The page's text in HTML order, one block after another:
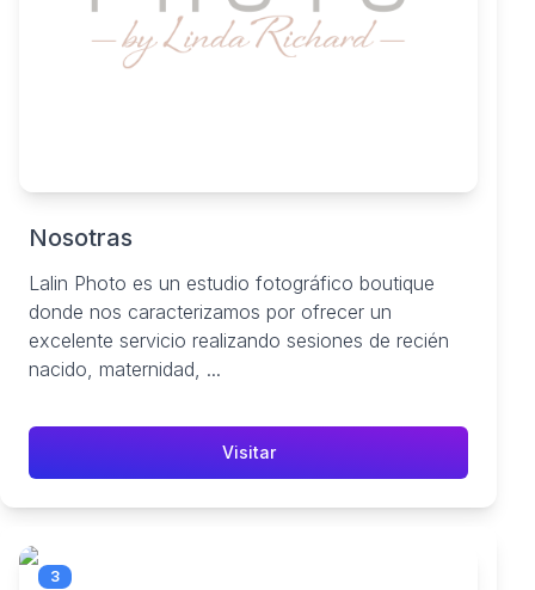
Nosotras
Lalin Photo es un estudio fotográfico boutique
donde nos caracterizamos por ofrecer un
excelente servicio realizando sesiones de recién
nacido, maternidad, ...
Visitar
3